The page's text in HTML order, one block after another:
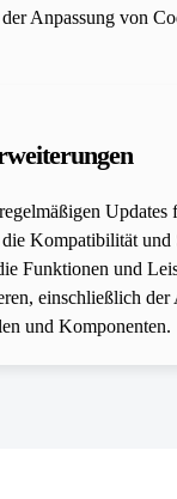
Anpassung von
Updates
Kompatibilität und
Funktionen und
einschließlich
und Komponenten.